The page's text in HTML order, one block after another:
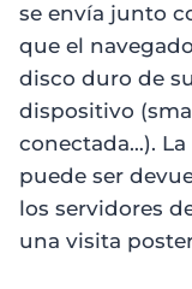
se envía junto
que el
disco duro de
dispositivo
conectada…).
puede ser
los servidores
una visita